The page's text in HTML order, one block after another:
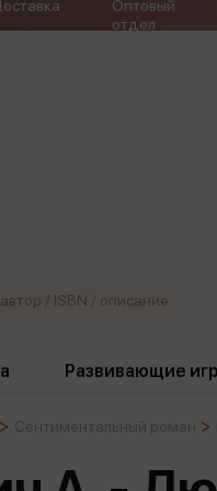
Оптовый
отдел
Развивающие